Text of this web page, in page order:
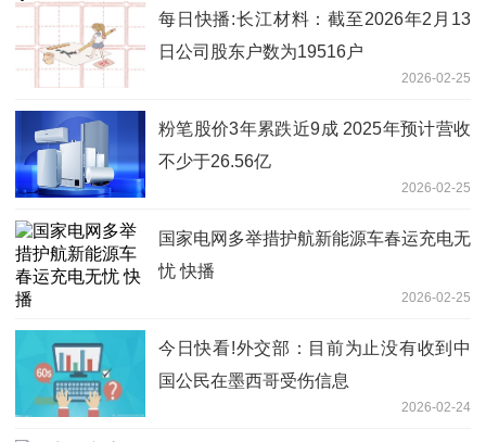
每日快播:长江材料：截至2026年2月13
日公司股东户数为19516户
2026-02-25
粉笔股价3年累跌近9成 2025年预计营收
不少于26.56亿
2026-02-25
国家电网多举措护航新能源车春运充电无
忧 快播
2026-02-25
今日快看!外交部：目前为止没有收到中
国公民在墨西哥受伤信息
2026-02-24